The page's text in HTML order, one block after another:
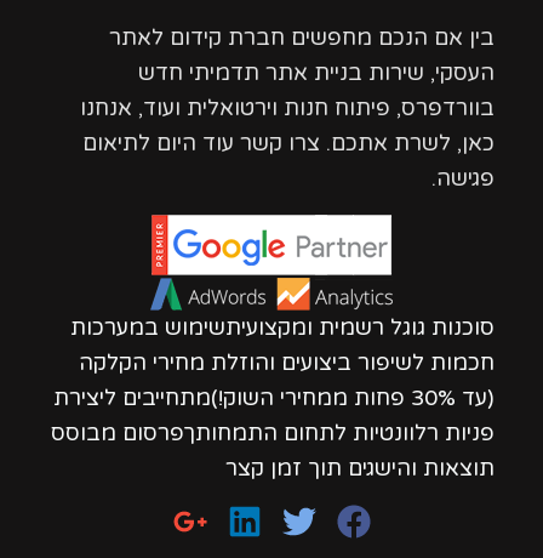
בין אם הנכם מחפשים חברת קידום לאתר
העסקי, שירות בניית אתר תדמיתי חדש
בוורדפרס, פיתוח חנות וירטואלית ועוד, אנחנו
כאן, לשרת אתכם. צרו קשר עוד היום לתיאום
פגישה.
סוכנות גוגל רשמית ומקצועיתשימוש במערכות
חכמות לשיפור ביצועים והוזלת מחירי הקלקה
(עד 30% פחות ממחירי השוק!)מתחייבים ליצירת
פניות רלוונטיות לתחום התמחותךפרסום מבוסס
תוצאות והישגים תוך זמן קצר